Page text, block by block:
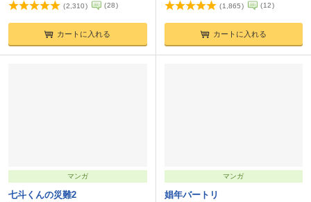
(2,310) (28)
カートに入れる
( 1,865) ( 12)
カートに入れる
マンガ
七斗くんの災難2
マンガ
娼年バートリ